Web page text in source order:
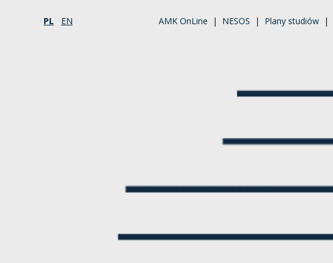
PL EN AMK OnLine | NESOS | Plany studiów |